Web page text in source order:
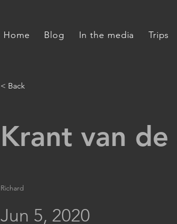
Home Blog In the media Trips
< Back
Krant van
Richard
Jun 5, 2020